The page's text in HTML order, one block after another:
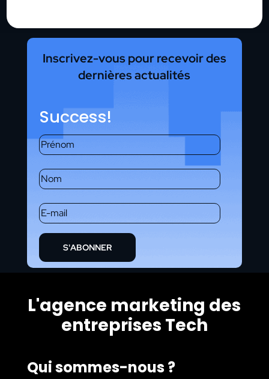
Inscrivez-vous pour recevoir des
dernières actualités
Success!
S'ABONNER
L'agence marketing des
entreprises Tech
Qui sommes-nous ?